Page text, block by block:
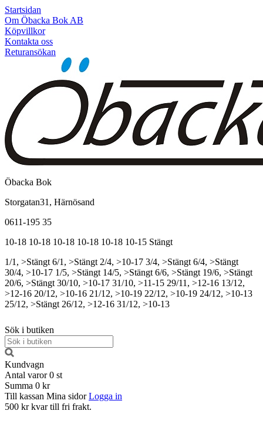
Startsidan
Om Öbacka Bok AB
Köpvillkor
Kontakta oss
Returansökan
Öbacka Bok
Storgatan31, Härnösand
0611-195 35
10-18 10-18 10-18 10-18 10-18 10-15 Stängt
1/1, >Stängt 6/1, >Stängt 2/4, >10-17 3/4, >Stängt 6/4, >Stängt
30/4, >10-17 1/5, >Stängt 14/5, >Stängt 6/6, >Stängt 19/6, >Stängt
20/6, >Stängt 30/10, >10-17 31/10, >11-15 29/11, >12-16 13/12,
>12-16 20/12, >10-16 21/12, >10-19 22/12, >10-19 24/12, >10-13
25/12, >Stängt 26/12, >12-16 31/12, >10-13
Sök i butiken
Kundvagn
Antal varor 0 st
Summa 0 kr
Till kassan Mina sidor Logga in
500 kr kvar till fri frakt.